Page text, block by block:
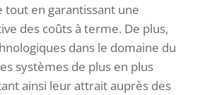
tout en garantissant une
des coûts à terme. De plus,
dans le domaine du
systèmes de plus en plus
ainsi leur attrait auprès des